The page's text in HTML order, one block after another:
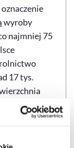
wyroby
najmniej 75
17 tys.
550 tys. ha.